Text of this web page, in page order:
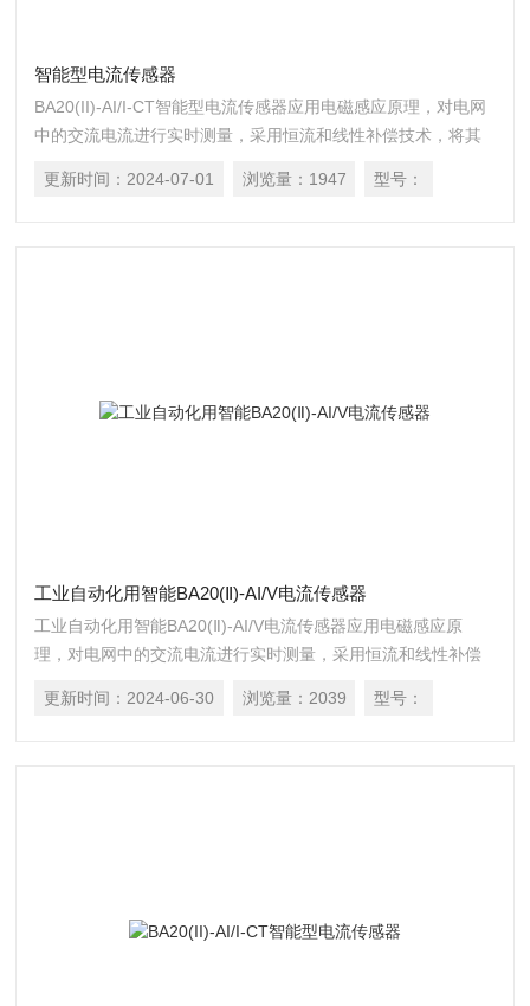
智能型电流传感器
BA20(II)-AI/I-CT智能型电流传感器应用电磁感应原理，对电网
中的交流电流进行实时测量，采用恒流和线性补偿技术，将其
（Modbus-RTU 协议）将测量数据进行传输。DC24V 或 12V
更新时间： 2024-07-01 浏览量： 1947 型号：
工业自动化用智能BA20(Ⅱ)-AI/V电流传感器
工业自动化用智能BA20(Ⅱ)-AI/V电流传感器应用电磁感应原
理，对电网中的交流电流进行实时测量，采用恒流和线性补偿
口（Modbus-RTU 协议）将测量数据进行传输。DC24V 或
更新时间： 2024-06-30 浏览量： 2039 型号：